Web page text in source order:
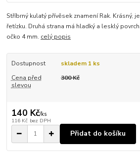
Stříbrný kulatý přívěsek znamení Rak. Krásný,
řetízku. Druhá strana má hladký a lesklý
očko 4 mm. celý popis
Dostupnost
skladem 1 ks
Cena před
slevou
300 Kč
140 Kč/ks
116 Kč bez DPH
Přidat do košíku